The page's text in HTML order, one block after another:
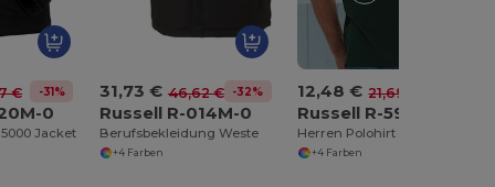
€ -31%
0
Jacket
31,73 € 46,62 € -32%
Russell R-014M-0
Berufsbekleidung Weste
+4 Farben
12,48 € 21,69 €
Russell R-599M-0
+4 Farben